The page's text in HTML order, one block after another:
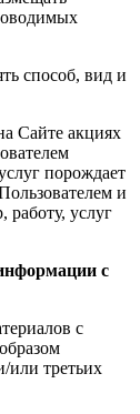
способ, вид и
Сайте акциях
порождает
и
услуг
с
с
или третьих